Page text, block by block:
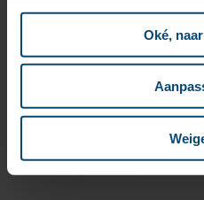
Oké,
vastgelegd. Op papier ziet
Toch duikt hetzelfde
[…]